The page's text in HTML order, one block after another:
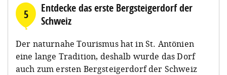
5
Entdecke das erste Bergsteigerdorf der
Schweiz
Der naturnahe Tourismus hat in St. Antönien
eine lange Tradition, deshalb wurde das Dorf
auch zum ersten Bergsteigerdorf der Schweiz